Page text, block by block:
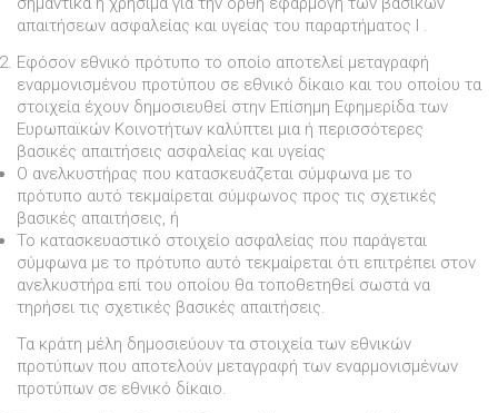
απαιτήσεων ασφαλείας και υγείας του παραρτήµατος I .
Eφόσον εθνικό πρότυπο το οποίο αποτελεί µεταγραφή
εναρµονισµένου προτύπου σε εθνικό δίκαιο και του οποίου τα
στοιχεία έχουν δηµοσιευθεί στην Επίσηµη Εφηµερίδα των
Ευρωπαϊκών Κοινοτήτων καλύπτει µια ή περισσότερες
βασικές απαιτήσεις ασφαλείας και υγείας
Ο ανελκυστήρας που κατασκευάζεται σύµφωνα µε το
πρότυπο αυτό τεκµαίρεται σύµφωνος προς τις σχετικές
βασικές απαιτήσεις, ή
Το κατασκευαστικό στοιχείο ασφαλείας που παράγεται
σύµφωνα µε το πρότυπο αυτό τεκµαίρεται ότι επιτρέπει στον
ανελκυστήρα επί του οποίου θα τοποθετηθεί σωστά να
τηρήσει τις σχετικές βασικές απαιτήσεις.
Τα κράτη µέλη δηµοσιεύουν τα στοιχεία των εθνικών
προτύπων που αποτελούν µεταγραφή των εναρµονισµένων
προτύπων σε εθνικό δίκαιο.